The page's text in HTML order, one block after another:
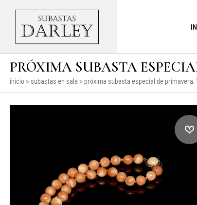
PRÓXIMA SUBASTA
inicio > subastas en sala > próxima subasta especial de primavera,